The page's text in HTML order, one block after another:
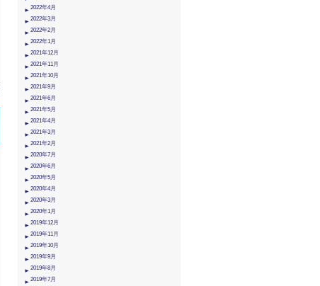
2022年4月
2022年3月
2022年2月
2022年1月
2021年12月
2021年11月
2021年10月
2021年9月
2021年6月
2021年5月
2021年4月
2021年3月
2021年2月
2020年7月
2020年6月
2020年5月
2020年4月
2020年3月
2020年1月
2019年12月
2019年11月
2019年10月
2019年9月
2019年8月
2019年7月